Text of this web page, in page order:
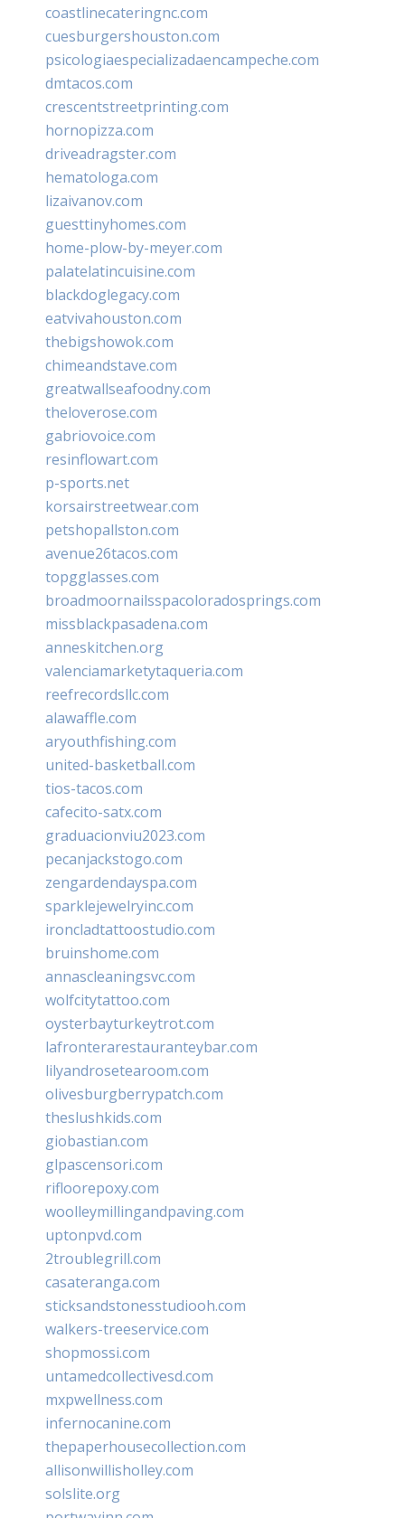
coastlinecateringnc.com
cuesburgershouston.com
psicologiaespecializadaencampeche.com
dmtacos.com
crescentstreetprinting.com
hornopizza.com
driveadragster.com
hematologa.com
lizaivanov.com
guesttinyhomes.com
home-plow-by-meyer.com
palatelatincuisine.com
blackdoglegacy.com
eatvivahouston.com
thebigshowok.com
chimeandstave.com
greatwallseafoodny.com
theloverose.com
gabriovoice.com
resinflowart.com
p-sports.net
korsairstreetwear.com
petshopallston.com
avenue26tacos.com
topgglasses.com
broadmoornailsspacoloradosprings.com
missblackpasadena.com
anneskitchen.org
valenciamarketytaqueria.com
reefrecordsllc.com
alawaffle.com
aryouthfishing.com
united-basketball.com
tios-tacos.com
cafecito-satx.com
graduacionviu2023.com
pecanjackstogo.com
zengardendayspa.com
sparklejewelryinc.com
ironcladtattoostudio.com
bruinshome.com
annascleaningsvc.com
wolfcitytattoo.com
oysterbayturkeytrot.com
lafronterarestauranteybar.com
lilyandrosetearoom.com
olivesburgberrypatch.com
theslushkids.com
giobastian.com
glpascensori.com
rifloorepoxy.com
woolleymillingandpaving.com
uptonpvd.com
2troublegrill.com
casateranga.com
sticksandstonesstudiooh.com
walkers-treeservice.com
shopmossi.com
untamedcollectivesd.com
mxpwellness.com
infernocanine.com
thepaperhousecollection.com
allisonwillisholley.com
solslite.org